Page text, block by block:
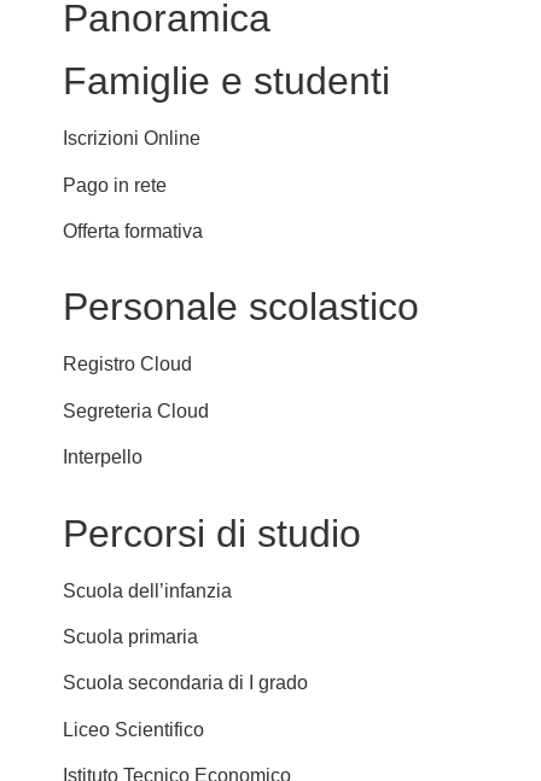
Panoramica
Famiglie e studenti
Iscrizioni Online
Pago in rete
Offerta formativa
Personale scolastico
Registro Cloud
Segreteria Cloud
Interpello
Percorsi di studio
Scuola dell’infanzia
Scuola primaria
Scuola secondaria di I grado
Liceo Scientifico
Istituto Tecnico Economico